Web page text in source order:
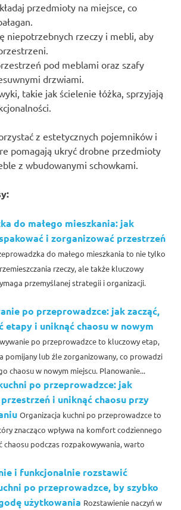
przedmioty na miejsce, co
niepotrzebnych rzeczy i mebli, aby
pod meblami oraz szafy
drzwiami.
takie jak ścielenie łóżka, sprzyjają
z estetycznych pojemników i
pomagają ukryć drobne przedmioty
z wbudowanymi schowkami.
do małego mieszkania: jak
i zorganizować przestrzeń
do małego mieszkania to nie tylko
rzeczy, ale także kluczowy
przemyślanej strategii i organizacji.
po przeprowadzce: jak zacząć,
etapy i uniknąć chaosu w nowym
po przeprowadzce to kluczowy etap,
pomijany lub źle zorganizowany, co prowadzi
chaosu w nowym miejscu. Planowanie...
po przeprowadzce: jak
i uniknąć chaosu przy
Organizacja kuchni po przeprowadzce to
znacząco wpływa na komfort codziennego
chaosu podczas rozpakowywania, warto
i funkcjonalnie rozstawić
po przeprowadzce, by szybko
użytkowania Rozstawienie naczyń w